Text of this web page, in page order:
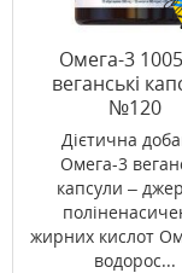
Омега-3
веганські
№120
Дієтична
Омега-3
капсули –
жирних кислот
водорос...